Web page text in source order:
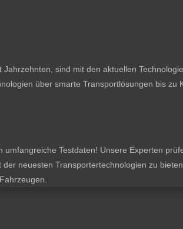
sind mit den aktuellen
über smarte Transportlösungen bis zu
Testdaten! Unsere Experten
neuesten Transportertechnologien zu